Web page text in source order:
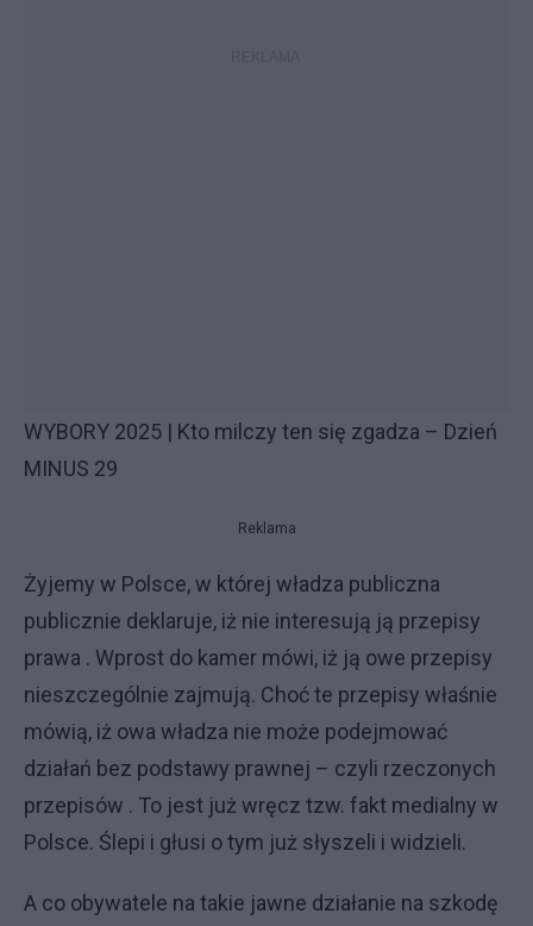
WYBORY 2025 | Kto milczy ten się zgadza – Dzień
MINUS 29
Reklama
Żyjemy w Polsce, w której władza publiczna
publicznie deklaruje, iż nie interesują ją przepisy
prawa . Wprost do kamer mówi, iż ją owe przepisy
nieszczególnie zajmują. Choć te przepisy właśnie
mówią, iż owa władza nie może podejmować
działań bez podstawy prawnej – czyli rzeczonych
przepisów . To jest już wręcz tzw. fakt medialny w
Polsce. Ślepi i głusi o tym już słyszeli i widzieli.
A co obywatele na takie jawne działanie na szkodę